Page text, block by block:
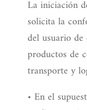
La iniciación
solicita la
del usuario de
productos de
transporte y
• En el